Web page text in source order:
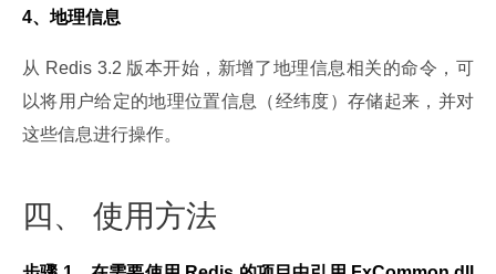
4、地理信息
从 Redis 3.2 版本开始，新增了地理信息相关的命令，可
以将用户给定的地理位置信息（经纬度）存储起来，并对
这些信息进行操作。
四、 使用方法